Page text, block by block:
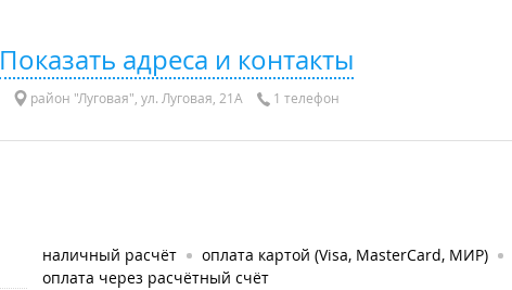
Показать адреса и контакты
район "Луговая", ул. Луговая, 21А 1 телефон
наличный расчёт оплата картой (Visa, MasterCard, МИР)
оплата через расчётный счёт